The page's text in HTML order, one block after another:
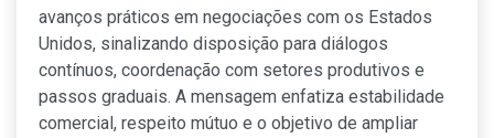
avanços práticos em negociações com os Estados
Unidos, sinalizando disposição para diálogos
contínuos, coordenação com setores produtivos e
passos graduais. A mensagem enfatiza estabilidade
comercial, respeito mútuo e o objetivo de ampliar